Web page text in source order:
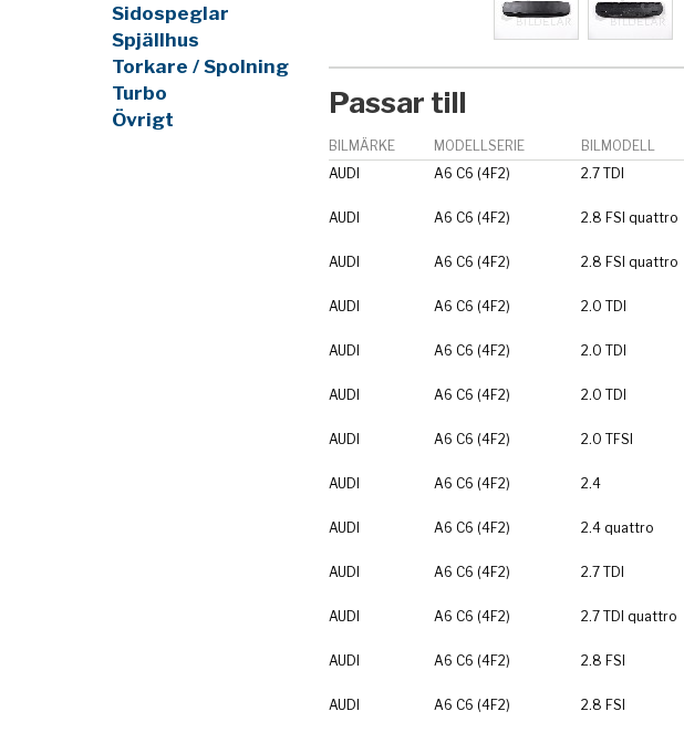
Sidospeglar
Spjällhus
Torkare / Spolning
Turbo
Övrigt
Passar till
BILMÄRKE MODELLSERIE BILMODELL
AUDI
A6 C6 (4F2) 2.7 TDI
AUDI
A6 C6 (4F2) 2.8 FSI quattro
AUDI
A6 C6 (4F2) 2.8 FSI quattro
AUDI
A6 C6 (4F2) 2.0 TDI
AUDI
A6 C6 (4F2) 2.0 TDI
AUDI
A6 C6 (4F2) 2.0 TDI
AUDI
A6 C6 (4F2) 2.0 TFSI
AUDI
A6 C6 (4F2) 2.4
AUDI
A6 C6 (4F2) 2.4 quattro
AUDI
A6 C6 (4F2) 2.7 TDI
AUDI
A6 C6 (4F2) 2.7 TDI quattro
AUDI
A6 C6 (4F2) 2.8 FSI
AUDI
A6 C6 (4F2) 2.8 FSI